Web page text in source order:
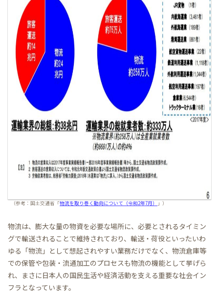
（参考：国土交通省「物流を取り巻く動向について（令和2年7月） 」）
物流は、膨大な量の物資を必要な場所に、必要とされるタイミン
グで輸送されることで維持されており、輸送・荷役といったいわ
ゆる「物流」として想起されやすい業務だけでなく、物流倉庫等
での保管や包装・流通加工のプロセスも物流の機能として挙げら
れ、まさに日本人の国民生活や経済活動を支える重要な社会イン
フラとなっています。